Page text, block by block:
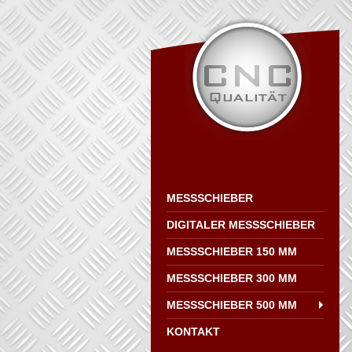
MESSSCHIEBER
DIGITALER MESSSCHIEBER
MESSSCHIEBER 150 MM
MESSSCHIEBER 300 MM
MESSSCHIEBER 500 MM
KONTAKT